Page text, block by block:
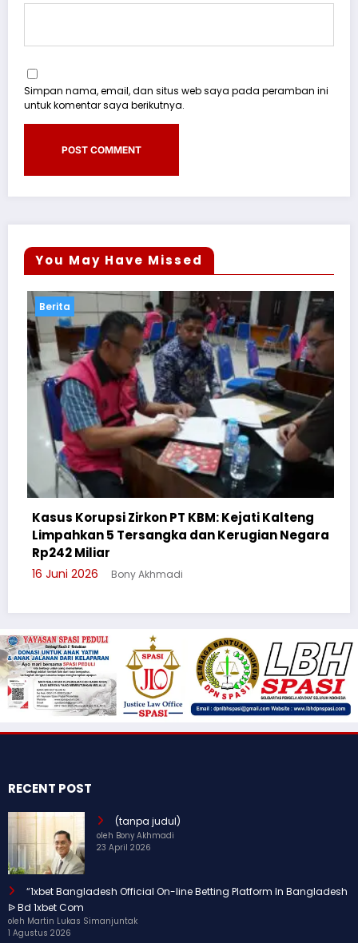
Simpan nama, email, dan situs web saya pada peramban ini
untuk komentar saya berikutnya.
You May Have Missed
Kejati Kalteng
Negara
Berita
Cegah Bullying, Sikum Polresta
3 Juni 2026
RECENT POST
(tanpa judul)
oleh Bony Akhmadi
23 April 2026
“1xbet Bangladesh Official On-line Betting Platform In Bangladesh
ᐉ Bd 1xbet Com
oleh Martin Lukas Simanjuntak